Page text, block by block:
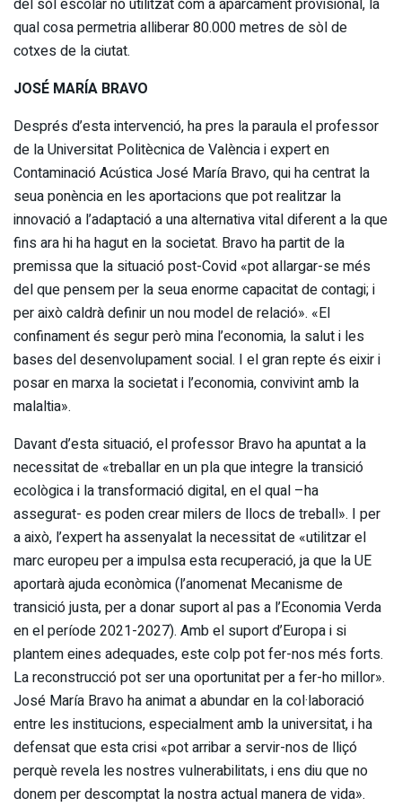
del sòl escolar no utilitzat com a aparcament provisional, la
qual cosa permetria alliberar 80.000 metres de sòl de
cotxes de la ciutat.
JOSÉ MARÍA BRAVO
Després d’esta intervenció, ha pres la paraula el professor
de la Universitat Politècnica de València i expert en
Contaminació Acústica José María Bravo, qui ha centrat la
seua ponència en les aportacions que pot realitzar la
innovació a l’adaptació a una alternativa vital diferent a la que
fins ara hi ha hagut en la societat. Bravo ha partit de la
premissa que la situació post-Covid «pot allargar-se més
del que pensem per la seua enorme capacitat de contagi; i
per això caldrà definir un nou model de relació». «El
confinament és segur però mina l’economia, la salut i les
bases del desenvolupament social. I el gran repte és eixir i
posar en marxa la societat i l’economia, convivint amb la
malaltia».
Davant d’esta situació, el professor Bravo ha apuntat a la
necessitat de «treballar en un pla que integre la transició
ecològica i la transformació digital, en el qual –ha
assegurat- es poden crear milers de llocs de treball». I per
a això, l’expert ha assenyalat la necessitat de «utilitzar el
marc europeu per a impulsa esta recuperació, ja que la UE
aportarà ajuda econòmica (l’anomenat Mecanisme de
transició justa, per a donar suport al pas a l’Economia Verda
en el període 2021-2027). Amb el suport d’Europa i si
plantem eines adequades, este colp pot fer-nos més forts.
La reconstrucció pot ser una oportunitat per a fer-ho millor».
José María Bravo ha animat a abundar en la col·laboració
entre les institucions, especialment amb la universitat, i ha
defensat que esta crisi «pot arribar a servir-nos de lliçó
perquè revela les nostres vulnerabilitats, i ens diu que no
donem per descomptat la nostra actual manera de vida».